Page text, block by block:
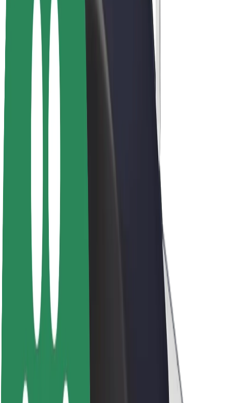
Conductores
Ingresos de conductor/a
Repartidores
Ingresos de repartidor
Comercios de Bolt Food
Flotas
Project Zero
Blog
Sala de prensa
Directrices de la marca
Misión
Relación con inversores
Liderazgo
Marca
Fondo Urbano